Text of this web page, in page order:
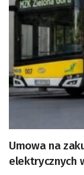
Umowa na
elektrycznych